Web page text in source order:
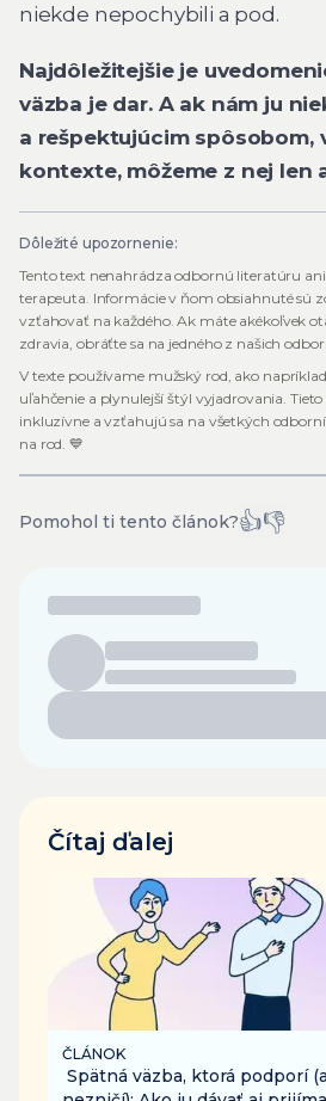
niekde nepochybili a pod.
Najdôležitejšie je
väzba je dar. A ak nám ju
a rešpektujúcim spôsobom,
kontexte, môžeme z nej len
Dôležité upozornenie:
Tento text nenahrádza odbornú literatúru
terapeuta. Informácie v ňom obsiahnuté sú
vzťahovať na každého. Ak máte akékoľvek
zdravia, obráťte sa na jedného z našich
V texte používame mužský rod, ako napríklad
uľahčenie a plynulejší štýl vyjadrovania.
inkluzívne a vzťahujú sa na všetkých
na rod. 💙
Pomohol ti tento článok?👍👎
Čítaj ďalej
ČLÁNOK
Spätná väzba, ktorá podporí (a